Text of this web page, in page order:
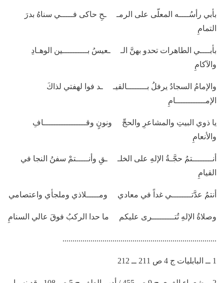
بأبي رأسُــــه المعلّى على الرمـ ـحِ حاكى فـــــي سناهُ بدرَ
التمامِ
بأبــــي الطاهرات تحدو بهنَّ الـ ـعيسُ بــــــــــين الوهـادِ
والآكامِ
والإمامُ السجادُ يرفلُ بــــــــالقيـ ـد فوا لهفتي لذاكَ
الإمــــــــــــامِ
يا ذوي البيتِ والمشاعرِ والحجِّ ونونٍ وقـــــــــــــــــافِ
والأنعامِ
أنــــــــتمُ حجَّـةُ الإلهِ على الخلـ ـقِ وأنـــــتمْ سفنُ النجا في
القيامِ
أنتمُ عدَّتــــــــي غداً في معادي ومـــــلاذي وملجأي واعتصامي
وصلاةُ الإلهِ تُتـــــــــرى عليكم ما حدا الركبُ فوقَ عالي السنامِ
.............................................................................
1 ــ البابليات ج 4 ص 211 ــ 212